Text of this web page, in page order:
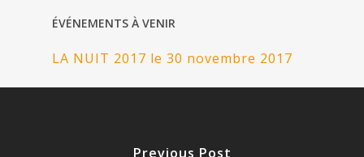
ÉVÉNEMENTS À VENIR
LA NUIT 2017 le 30 novembre 2017
Previous Post